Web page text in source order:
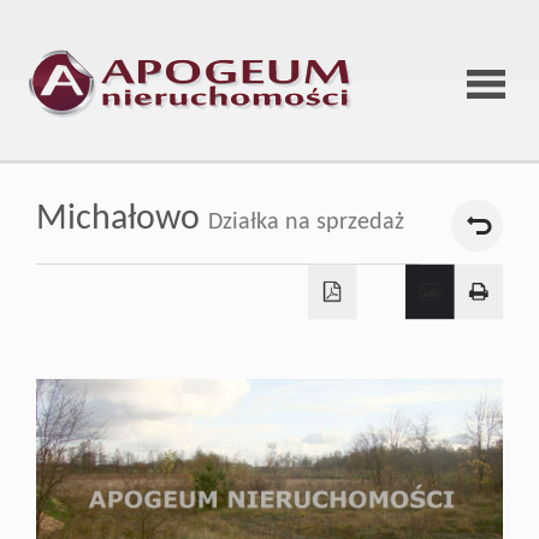
Strona
firmie
Oferta
Michałowo Działka na sprzedaż